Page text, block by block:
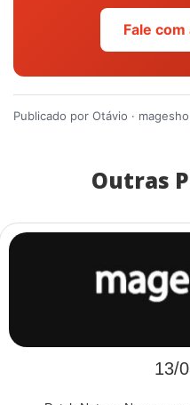
Fale
Publicado por Otávio ·
Outras
13/